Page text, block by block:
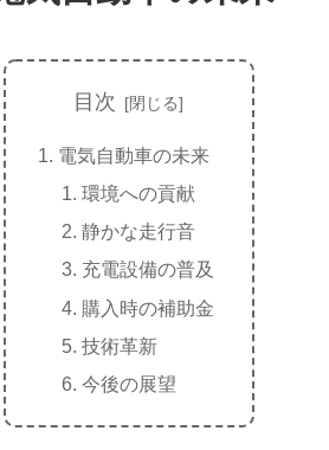
目次
電気自動車の未来
環境への貢献
静かな走行音
充電設備の普及
購入時の補助金
技術革新
今後の展望